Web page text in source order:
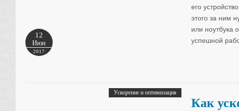
12
Июн
2017
его
этого за ним
или ноутбука
успешной
Ускорение и оптимизация
Как